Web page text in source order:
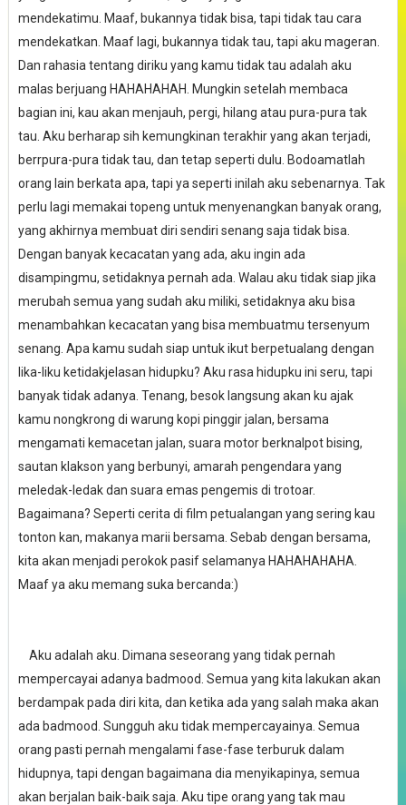
mendekatimu. Maaf, bukannya tidak bisa, tapi tidak tau cara
mendekatkan. Maaf lagi, bukannya tidak tau, tapi aku mageran.
Dan rahasia tentang diriku yang kamu tidak tau adalah aku
malas berjuang HAHAHAHAH. Mungkin setelah membaca
bagian ini, kau akan menjauh, pergi, hilang atau pura-pura tak
tau. Aku berharap sih kemungkinan terakhir yang akan terjadi,
berrpura-pura tidak tau, dan tetap seperti dulu. Bodoamatlah
orang lain berkata apa, tapi ya seperti inilah aku sebenarnya. Tak
perlu lagi memakai topeng untuk menyenangkan banyak orang,
yang akhirnya membuat diri sendiri senang saja tidak bisa.
Dengan banyak kecacatan yang ada, aku ingin ada
disampingmu, setidaknya pernah ada. Walau aku tidak siap jika
merubah semua yang sudah aku miliki, setidaknya aku bisa
menambahkan kecacatan yang bisa membuatmu tersenyum
senang. Apa kamu sudah siap untuk ikut berpetualang dengan
lika-liku ketidakjelasan hidupku? Aku rasa hidupku ini seru, tapi
banyak tidak adanya. Tenang, besok langsung akan ku ajak
kamu nongkrong di warung kopi pinggir jalan, bersama
mengamati kemacetan jalan, suara motor berknalpot bising,
sautan klakson yang berbunyi, amarah pengendara yang
meledak-ledak dan suara emas pengemis di trotoar.
Bagaimana? Seperti cerita di film petualangan yang sering kau
tonton kan, makanya marii bersama. Sebab dengan bersama,
kita akan menjadi perokok pasif selamanya HAHAHAHAHA.
Maaf ya aku memang suka bercanda:)
Aku adalah aku. Dimana seseorang yang tidak pernah
mempercayai adanya badmood. Semua yang kita lakukan akan
berdampak pada diri kita, dan ketika ada yang salah maka akan
ada badmood. Sungguh aku tidak mempercayainya. Semua
orang pasti pernah mengalami fase-fase terburuk dalam
hidupnya, tapi dengan bagaimana dia menyikapinya, semua
akan berjalan baik-baik saja. Aku tipe orang yang tak mau